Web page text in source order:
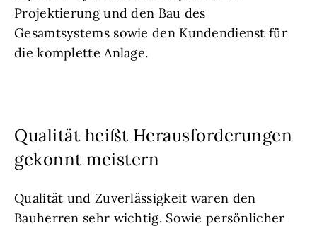
Projektierung und den Bau des
Gesamtsystems sowie den Kundendienst für
die komplette Anlage.
Qualität heißt Herausforderungen
gekonnt meistern
Qualität und Zuverlässigkeit waren den
Bauherren sehr wichtig. Sowie persönlicher